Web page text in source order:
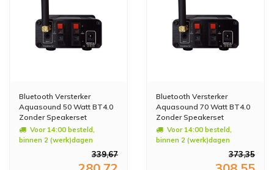
Bluetooth Versterker
Aquasound 50 Watt BT4.0
Zonder Speakerset
Voor 14:00 besteld,
binnen 2 (werk)dagen
339,67
Bluetooth Versterker
Aquasound 70 Watt BT4.0
Zonder Speakerset
Voor 14:00 besteld,
binnen 2 (werk)dagen
373,35